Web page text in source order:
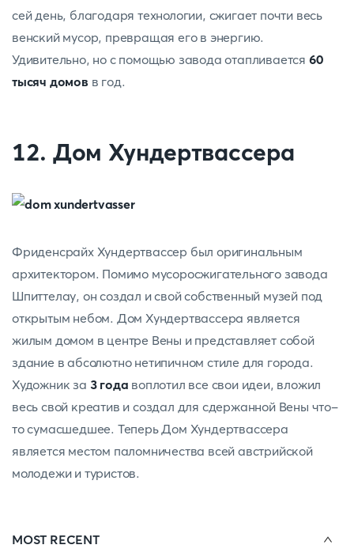
сей день, благодаря технологии, сжигает почти весь
венский мусор, превращая его в энергию.
Удивительно, но с помощью завода отапливается 60
тысяч домов в год.
12. Дом Хундертвассера
Фриденсрайх Хундертвассер был оригинальным
архитектором. Помимо мусоросжигательного завода
Шпиттелау, он создал и свой собственный музей под
открытым небом. Дом Хундертвассера является
жилым домом в центре Вены и представляет собой
здание в абсолютно нетипичном стиле для города.
Художник за 3 года воплотил все свои идеи, вложил
весь свой креатив и создал для сдержанной Вены что-
то сумасшедшее. Теперь Дом Хундертвассера
является местом паломничества всей австрийской
молодежи и туристов.
MOST RECENT